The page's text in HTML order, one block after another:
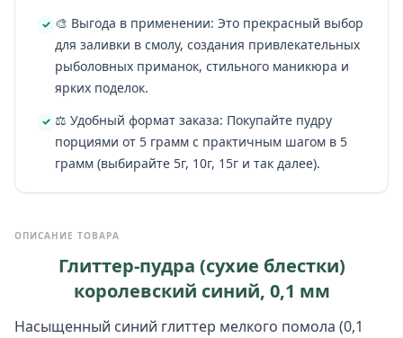
🎨 Выгода в применении: Это прекрасный выбор
для заливки в смолу, создания привлекательных
рыболовных приманок, стильного маникюра и
ярких поделок.
⚖️ Удобный формат заказа: Покупайте пудру
порциями от 5 грамм с практичным шагом в 5
грамм (выбирайте 5г, 10г, 15г и так далее).
ОПИСАНИЕ ТОВАРА
Глиттер-пудра (сухие блестки)
королевский синий, 0,1 мм
Насыщенный синий глиттер мелкого помола (0,1